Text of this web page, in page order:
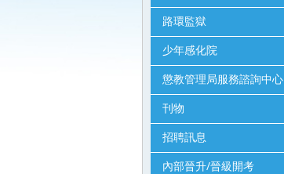
路環監獄
少年感化院
懲教管理局服務諮詢中心
刊物
招聘訊息
內部晉升/晉級開考